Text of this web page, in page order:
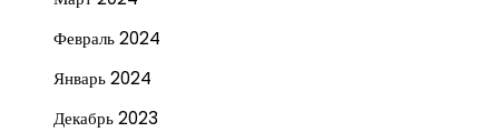
Февраль 2024
Январь 2024
Декабрь 2023